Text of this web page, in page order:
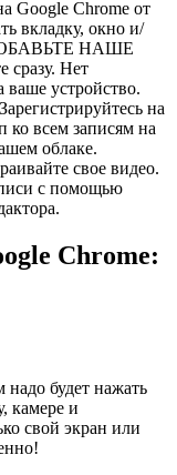
Google Chrome от
вкладку, окно и/
ДОБАВЬТЕ НАШЕ
Нет
ваше устройство.
на
ко всем записям на
облаке.
свое видео.
с помощью
Chrome:
будет нажать
камере и
свой экран или